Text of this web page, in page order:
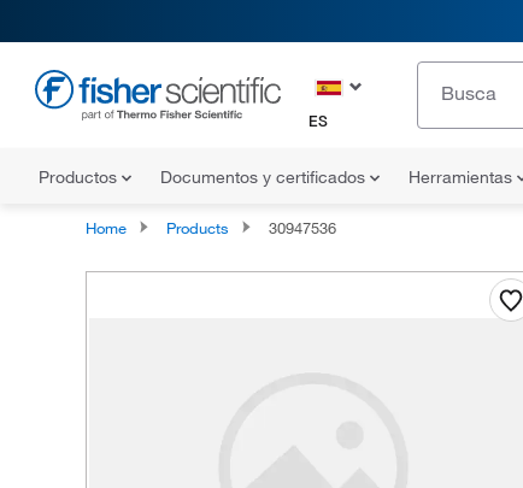
ES
Productos Documentos y certificados Herramientas
Home Products 30947536